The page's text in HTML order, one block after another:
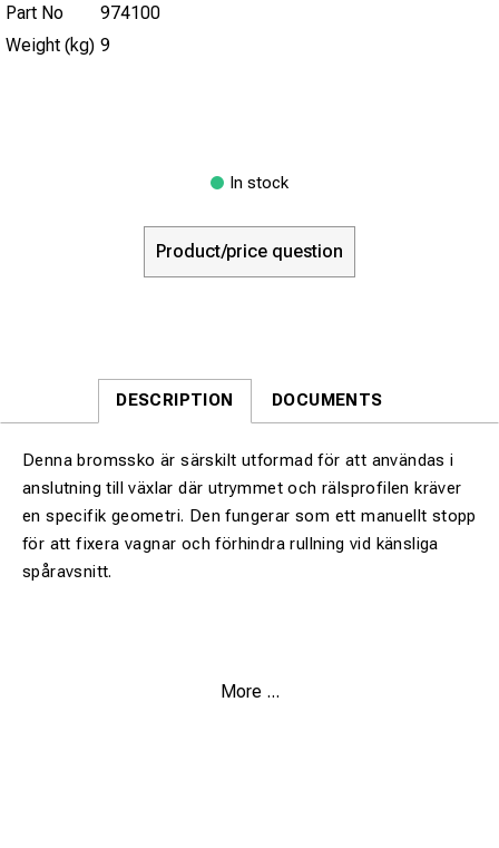
Part No
974100
Weight (kg) 9
In stock
Product/price question
DESCRIPTION DOCUMENTS
Denna bromssko är särskilt utformad för att användas i
anslutning till växlar där utrymmet och rälsprofilen kräver
en specifik geometri. Den fungerar som ett manuellt stopp
för att fixera vagnar och förhindra rullning vid känsliga
spåravsnitt.
More ...